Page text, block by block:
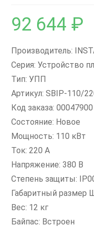
92 644 ₽
Производитель:
Серия: Устройство
Тип: УПП
Артикул: SBIP-110/
Код заказа: 00047900
Состояние: Новое
Мощность: 110 кВт
Ток: 220 А
Напряжение: 380 В
Степень защиты:
Габаритный размер
Вес: 12 кг
Байпас: Встроен